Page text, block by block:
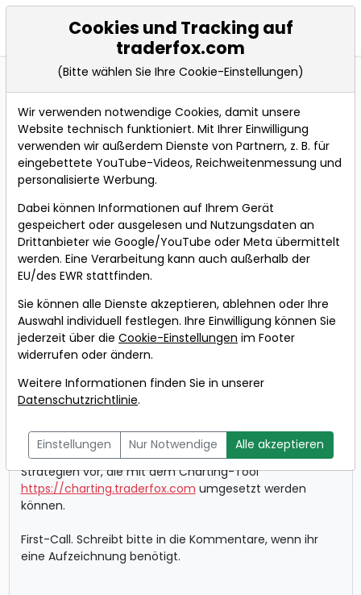
Events
Live teilnehmen an folgendem
Webinar
Bevorstehende Webinare
10 Trading-
Strategien, die Du
Charting-Tool
umsetzen kannst!
Referent: Simon
Wann:08.02.2022 um 18:00
In diesem Webinar stellt Simon Betschinger 10 Trading-
Strategien vor, die mit dem Charting-Tool
https://charting.traderfox.com umgesetzt werden
können.
First-Call. Schreibt bitte in die Kommentare, wenn ihr
eine Aufzeichnung benötigt.
Cookies und Tracking auf
traderfox.com
(Bitte wählen Sie Ihre Cookie-Einstellungen)
Wir verwenden notwendige Cookies, damit unsere
Website technisch funktioniert. Mit Ihrer Einwilligung
verwenden wir außerdem Dienste von Partnern, z. B. für
eingebettete YouTube-Videos, Reichweitenmessung und
personalisierte Werbung.
Dabei können Informationen auf Ihrem Gerät
gespeichert oder ausgelesen und Nutzungsdaten an
Drittanbieter wie Google/YouTube oder Meta übermittelt
werden. Eine Verarbeitung kann auch außerhalb der
EU/des EWR stattfinden.
Sie können alle Dienste akzeptieren, ablehnen oder Ihre
Auswahl individuell festlegen. Ihre Einwilligung können Sie
jederzeit über die Cookie-Einstellungen im Footer
widerrufen oder ändern.
Weitere Informationen finden Sie in unserer
Datenschutzrichtlinie.
Einstellungen Nur Notwendige Alle akzeptieren